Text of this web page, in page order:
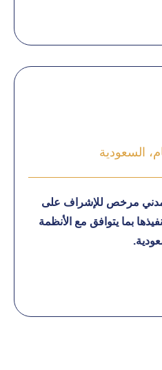
السعودية
مرخص للإشراف على
بما يتوافق مع الأنظمة